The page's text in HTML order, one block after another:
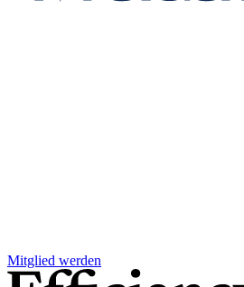
Mitglied werden